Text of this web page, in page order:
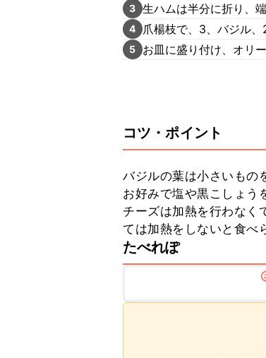
3 生ハムは半分に折り、
4 爪楊枝で、3、バジル、
5 お皿に盛り付け、オリ
コツ・ポイント
バジルの葉は小さいもの
お好みで塩や黒こしょう
チーズは加熱を行わなく
ては加熱をしないと食べ
たべれぽ